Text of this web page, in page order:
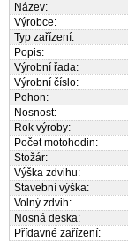
Název:
Výrobce:
Typ zařízení:
Popis:
Výrobní řada:
Výrobní číslo:
Pohon:
Nosnost:
Rok výroby:
Počet motohodin:
Stožár:
Výška zdvihu:
Stavební výška:
Volný zdvih:
Nosná deska:
Přídavné zařízení: